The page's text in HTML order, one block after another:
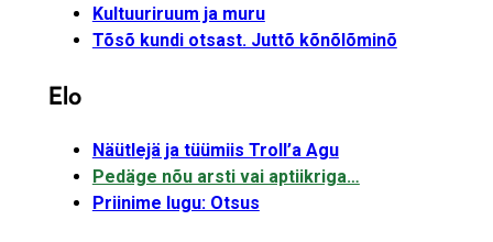
Kultuuriruum ja muru
Tõsõ kundi otsast. Juttõ kõnõlõminõ
Elo
Näütlejä ja tüümiis Troll’a Agu
Pedäge nõu arsti vai aptiikriga…
Priinime lugu: Otsus